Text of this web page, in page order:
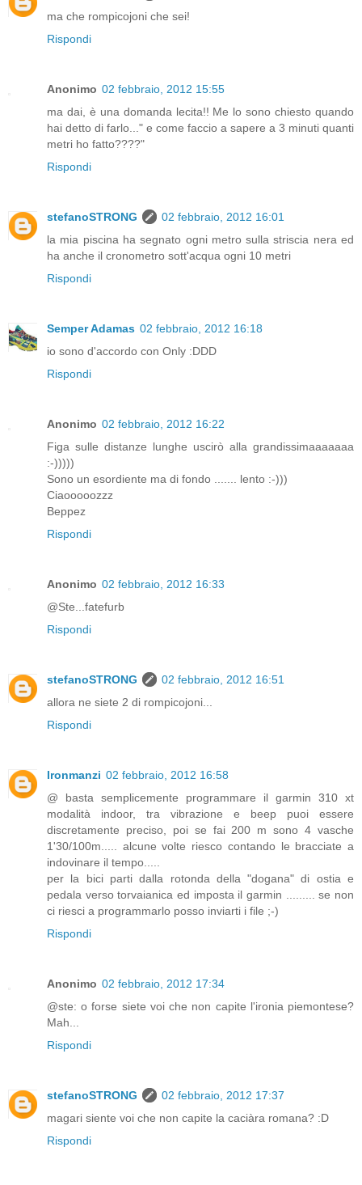
ma che rompicojoni che sei!
Rispondi
Anonimo 02 febbraio, 2012 15:55
ma dai, è una domanda lecita!! Me lo sono chiesto quando
hai detto di farlo..." e come faccio a sapere a 3 minuti quanti
metri ho fatto????"
Rispondi
stefanoSTRONG
02 febbraio, 2012 16:01
la mia piscina ha segnato ogni metro sulla striscia nera ed
ha anche il cronometro sott'acqua ogni 10 metri
Rispondi
Semper Adamas 02 febbraio, 2012 16:18
io sono d'accordo con Only :DDD
Rispondi
Anonimo 02 febbraio, 2012 16:22
Figa sulle distanze lunghe uscirò alla grandissimaaaaaaa
:-)))))
Sono un esordiente ma di fondo ....... lento :-)))
Ciaooooozzz
Beppez
Rispondi
Anonimo 02 febbraio, 2012 16:33
@Ste...fatefurb
Rispondi
stefanoSTRONG
02 febbraio, 2012 16:51
allora ne siete 2 di rompicojoni...
Rispondi
Ironmanzi 02 febbraio, 2012 16:58
@ basta semplicemente programmare il garmin 310 xt
modalità indoor, tra vibrazione e beep puoi essere
discretamente preciso, poi se fai 200 m sono 4 vasche
1'30/100m..... alcune volte riesco contando le bracciate a
indovinare il tempo.....
per la bici parti dalla rotonda della "dogana" di ostia e
pedala verso torvaianica ed imposta il garmin ......... se non
ci riesci a programmarlo posso inviarti i file ;-)
Rispondi
Anonimo 02 febbraio, 2012 17:34
@ste: o forse siete voi che non capite l'ironia piemontese?
Mah...
Rispondi
stefanoSTRONG
02 febbraio, 2012 17:37
magari siente voi che non capite la caciàra romana? :D
Rispondi